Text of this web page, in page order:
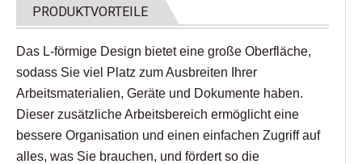
PRODUKTVORTEILE
Das L-förmige Design bietet eine große Oberfläche,
sodass Sie viel Platz zum Ausbreiten Ihrer
Arbeitsmaterialien, Geräte und Dokumente haben.
Dieser zusätzliche Arbeitsbereich ermöglicht eine
bessere Organisation und einen einfachen Zugriff auf
alles, was Sie brauchen, und fördert so die